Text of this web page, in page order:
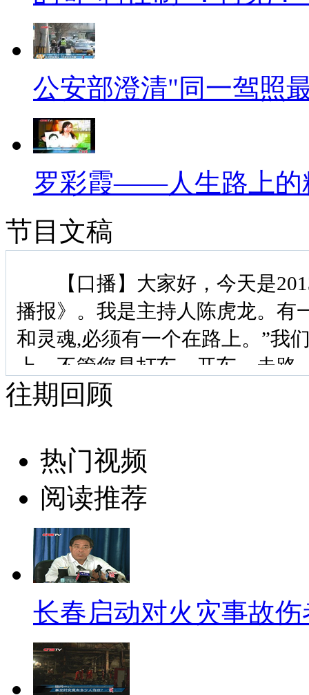
公安部澄清"同一驾照
罗彩霞——人生路上的
节目文稿
【口播】大家好，今天是
播报》。我是主持人陈虎龙。有
和灵魂,必须有一个在路上。”我
上，不管您是打车、开车、走
京计划给出租车涨价以缓解打车
为“的哥聘任制”。
一、观察家
风雨里等上半个多钟头的滋味
喊冤叫屈，“说自己早上一睁眼
革到底何去何从呢。日前，广
的哥们再也不用顶着“份子钱”
积极性会随之提高吗？
往期回顾
热门视频
阅读推荐
长春启动对火灾事故